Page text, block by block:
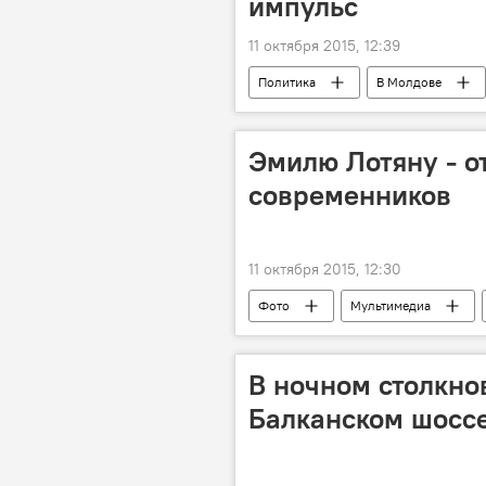
11 октября 2015, 12:39
Политика В Молдове
Новости Кишинева
Украина
Эмилю Лотяну -
современников
11 октября 2015, 12:30
Фото Мультимедиа
Светлана Тома
Евгений Дога
В ночном
Балканском